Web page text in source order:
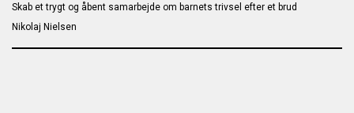
Skab et trygt og åbent samarbejde om barnets trivsel efter et brud
Nikolaj Nielsen